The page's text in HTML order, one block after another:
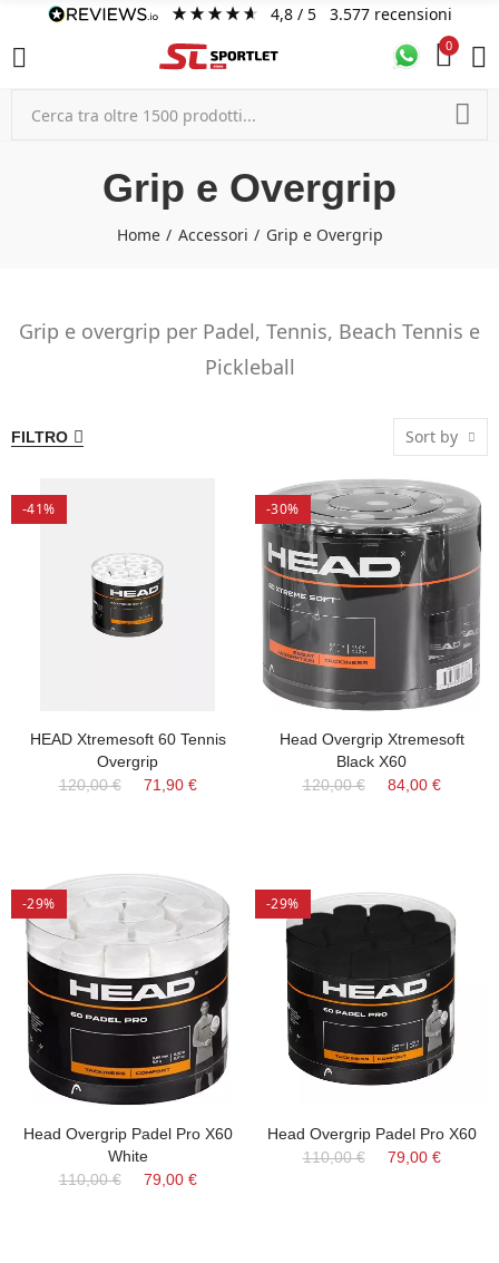
4,8/ 5 3.577 recensioni
0
Grip e Overgrip
Home Accessori Grip e Overgrip
Grip e overgrip per Padel, Tennis, Beach Tennis e
Pickleball
FILTRO Sort by
-41%
HEAD Xtremesoft 60 Tennis
Overgrip
120,00 €
71,90 €
-30%
Head Overgrip Xtremesoft
Black X60
120,00 €
84,00 €
-29%
Head Overgrip Padel Pro X60
White
110,00 €
79,00 €
-29%
Head Overgrip Padel Pro X60
110,00 €
79,00 €